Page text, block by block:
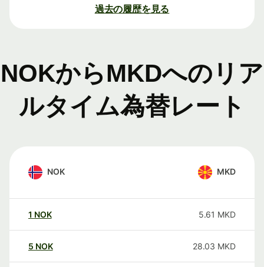
過去の履歴を見る
NOKからMKDへのリア
ルタイム為替レート
NOK MKD
1 NOK 5.61 MKD
5 NOK 28.03 MKD